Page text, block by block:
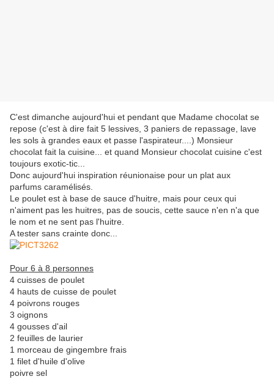
C'est dimanche aujourd'hui et pendant que Madame chocolat se
repose (c'est à dire fait 5 lessives, 3 paniers de repassage, lave
les sols à grandes eaux et passe l'aspirateur....) Monsieur
chocolat fait la cuisine... et quand Monsieur chocolat cuisine c'est
toujours exotic-tic...
Donc aujourd'hui inspiration réunionaise pour un plat aux
parfums caramélisés.
Le poulet est à base de sauce d'huitre, mais pour ceux qui
n'aiment pas les huitres, pas de soucis, cette sauce n'en n'a que
le nom et ne sent pas l'huitre.
A tester sans crainte donc...
Pour 6 à 8 personnes
4 cuisses de poulet
4 hauts de cuisse de poulet
4 poivrons rouges
3 oignons
4 gousses d'ail
2 feuilles de laurier
1 morceau de gingembre frais
1 filet d'huile d'olive
poivre sel